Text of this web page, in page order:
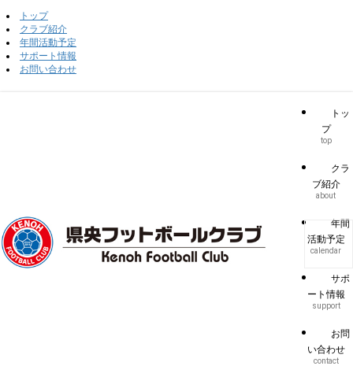
トップ
クラブ紹介
年間活動予定
サポート情報
お問い合わせ
トッ
プ
top
クラ
ブ紹介
about
年間
活動予定
calendar
サポ
ート情報
support
お問
い合わせ
contact